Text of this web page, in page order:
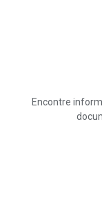
Encontre